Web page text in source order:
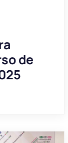
de